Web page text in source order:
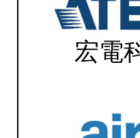
宏電